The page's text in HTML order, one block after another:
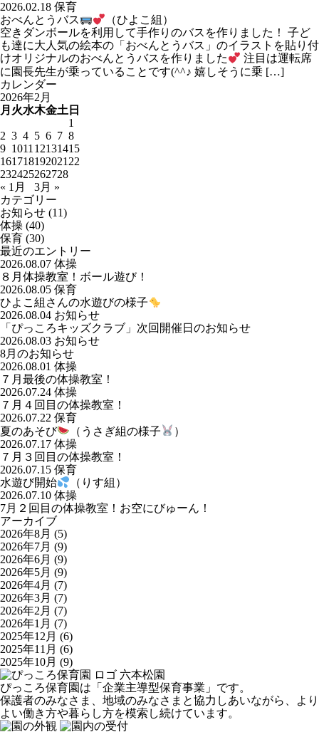
2026.02.18 保育
おべんとうバス
（ひよこ組）
空きダンボールを利用して手作りのバスを作りました！ 子ど
も達に大人気の絵本の「おべんとうバス」のイラストを貼り付
けオリジナルのおべんとうバスを作りました
注目は運転席
に園長先生が乗っていることです(^^♪ 嬉しそうに乗 […]
カレンダー
2026年2月
月 火水木金土 日
1
2 3 4 5 6 7 8
9 1011 12131415
161718192021 22
232425262728
« 1月
3月 »
カテゴリー
お知らせ (11)
体操 (40)
保育 (30)
最近のエントリー
2026.08.07 体操
８月体操教室！ボール遊び！
2026.08.05 保育
ひよこ組さんの水遊びの様子
2026.08.04 お知らせ
「ぴっころキッズクラブ」次回開催日のお知らせ
2026.08.03 お知らせ
8月のお知らせ
2026.08.01 体操
７月最後の体操教室！
2026.07.24 体操
７月４回目の体操教室！
2026.07.22 保育
夏のあそび
（うさぎ組の様子
）
2026.07.17 体操
７月３回目の体操教室！
2026.07.15 保育
水遊び開始
（りす組）
2026.07.10 体操
7月２回目の体操教室！お空にびゅーん！
アーカイブ
2026年8月 (5)
2026年7月 (9)
2026年6月 (9)
2026年5月 (9)
2026年4月 (7)
2026年3月 (7)
2026年2月 (7)
2026年1月 (7)
2025年12月 (6)
2025年11月 (6)
2025年10月 (9)
六本松園
ぴっころ保育園は「企業主導型保育事業」です。
保護者のみなさま、地域のみなさまと協力しあいながら、より
よい働き方や暮らし方を模索し続けています。